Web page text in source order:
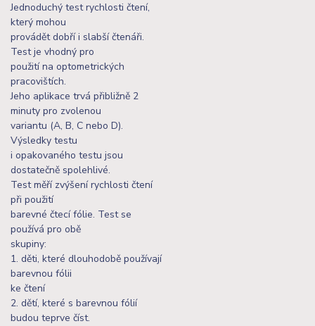
Jednoduchý test rychlosti čtení,
který mohou
provádět dobří i slabší čtenáři.
Test je vhodný pro
použití na optometrických
pracovištích.
Jeho aplikace trvá přibližně 2
minuty pro zvolenou
variantu (A, B, C nebo D).
Výsledky testu
i opakovaného testu jsou
dostatečně spolehlivé.
Test měří zvýšení rychlosti čtení
při použití
barevné čtecí fólie. Test se
používá pro obě
skupiny:
1. děti, které dlouhodobě používají
barevnou fólii
ke čtení
2. dětí, které s barevnou fólií
budou teprve číst.